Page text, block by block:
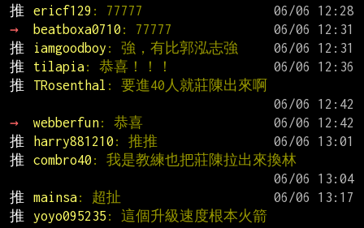
推
ericf129 : 77777
→
beatboxa0710 : 77777
推
iamgoodboy : 強，有比郭泓志強
推
tilapia: 恭喜！！！
推
TRosenthal : 要進40人就莊陳出來啊
→
webberfun: 恭喜
推
harry881210 : 推推
推
combro40 : 我是教練也把莊陳拉出來換林
推
mainsa: 超扯
推
yoyo095235 : 這個升級速度根本火箭